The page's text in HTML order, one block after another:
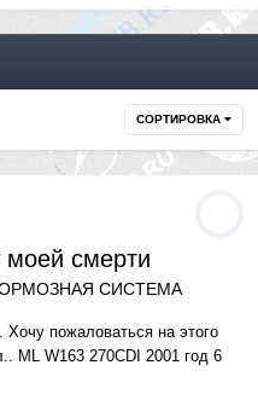
СОРТИРОВКА
моей смерти
СИСТЕМА
пожаловаться на этого
ML W163 270CDI 2001 год 6